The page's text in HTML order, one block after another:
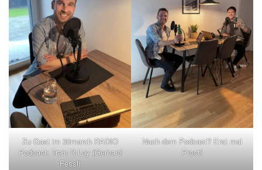
Zu Gast im 30march RADIO
Podcast: Train D-Lay (Gerhard
Fessl)
Nach dem Podcast? Erst mal
Prost!